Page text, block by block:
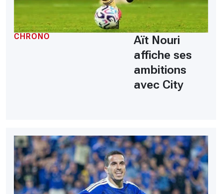
CHRONO
Aït Nouri
affiche ses
ambitions
avec City